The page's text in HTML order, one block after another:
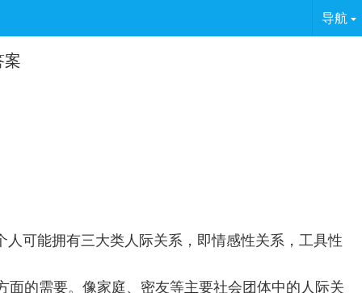
导航
案
可能拥有三大类人际关系，即情感性关系，工具性
的需要。像家庭、密友等主要社会团体中的人际关